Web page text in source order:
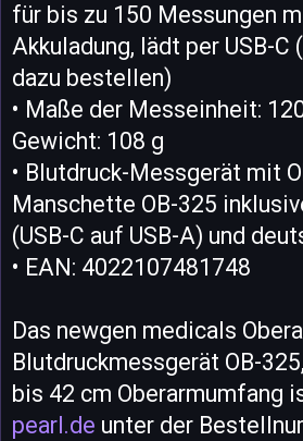
für bis zu 150 Messungen
Akkuladung, lädt per USB-
dazu bestellen)
• Maße der Messeinheit:
Gewicht: 108 g
• Blutdruck-Messgerät mit
Manschette OB-325
(USB-C auf USB-A) und
• EAN: 4022107481748
Das newgen medicals
Blutdruckmessgerät OB-
bis 42 cm Oberarmumfang
pearl.de unter der